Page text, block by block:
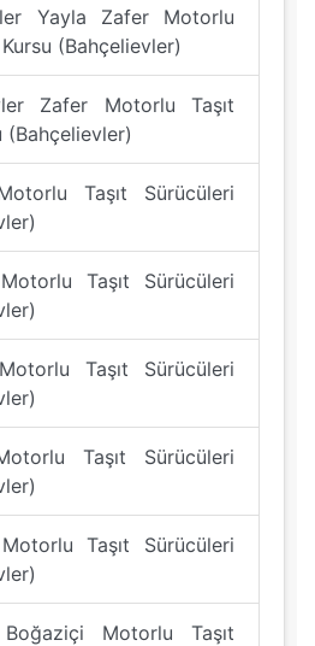
Yayla Zafer Motorlu
(Bahçelievler)
Zafer Motorlu Taşıt
(Bahçelievler)
Taşıt Sürücüleri
Taşıt Sürücüleri
Taşıt Sürücüleri
Taşıt Sürücüleri
Taşıt Sürücüleri
Motorlu Taşıt